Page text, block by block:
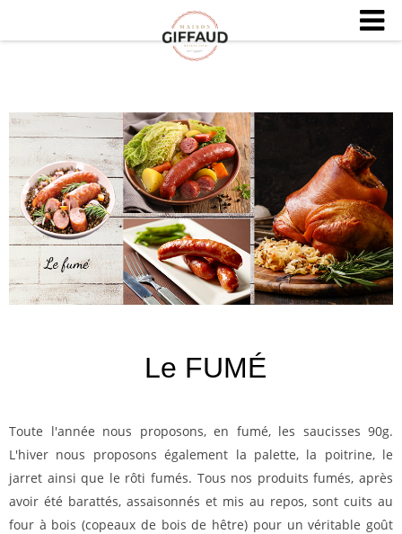
Le FUMÉ
Toute l'année nous proposons, en fumé, les saucisses 90g.
L'hiver nous proposons également la palette, la poitrine, le
jarret ainsi que le rôti fumés. Tous nos produits fumés, après
avoir été barattés, assaisonnés et mis au repos, sont cuits au
four à bois (copeaux de bois de hêtre) pour un véritable goût